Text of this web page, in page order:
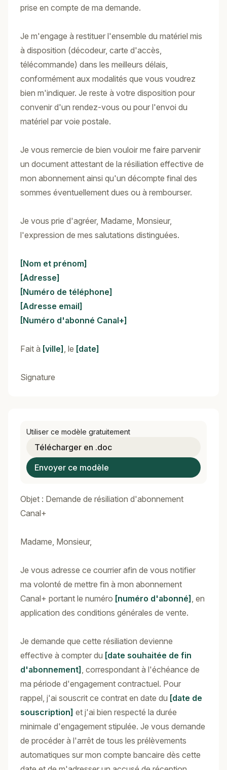
prise en compte de ma demande.
Je m'engage à restituer l'ensemble du matériel mis
à disposition (décodeur, carte d'accès,
télécommande) dans les meilleurs délais,
conformément aux modalités que vous voudrez
bien m'indiquer. Je reste à votre disposition pour
convenir d'un rendez-vous ou pour l'envoi du
matériel par voie postale.
Je vous remercie de bien vouloir me faire parvenir
un document attestant de la résiliation effective de
mon abonnement ainsi qu'un décompte final des
sommes éventuellement dues ou à rembourser.
Je vous prie d'agréer, Madame, Monsieur,
l'expression de mes salutations distinguées.
[Nom et prénom]
[Adresse]
[Numéro de téléphone]
[Adresse email]
[Numéro d'abonné Canal+]
Fait à [ville] , le [date]
Signature
Utiliser ce modèle gratuitement
Télécharger en .doc
Envoyer ce modèle
Objet : Demande de résiliation d'abonnement
Canal+
Madame, Monsieur,
Je vous adresse ce courrier afin de vous notifier
ma volonté de mettre fin à mon abonnement
Canal+ portant le numéro [numéro d'abonné] , en
application des conditions générales de vente.
Je demande que cette résiliation devienne
effective à compter du [date souhaitée de fin
d'abonnement] , correspondant à l'échéance de
ma période d'engagement contractuel. Pour
rappel, j'ai souscrit ce contrat en date du [date de
souscription] et j'ai bien respecté la durée
minimale d'engagement stipulée. Je vous demande
de procéder à l'arrêt de tous les prélèvements
automatiques sur mon compte bancaire dès cette